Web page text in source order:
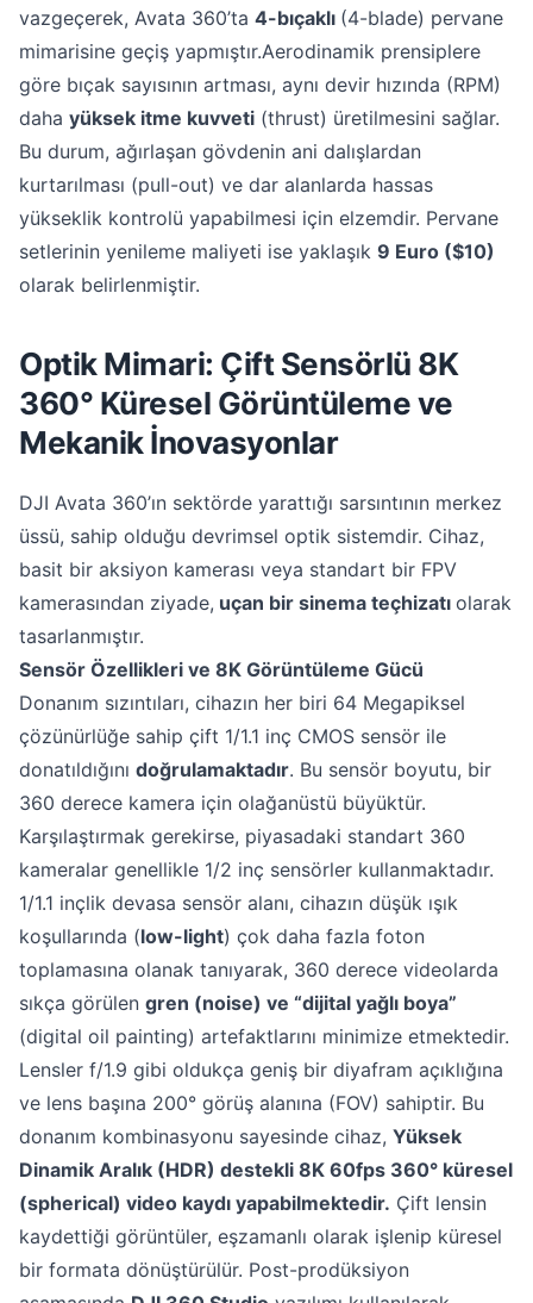
vazgeçerek, Avata 360’ta 4-bıçaklı (4-blade) pervane
mimarisine geçiş yapmıştır.Aerodinamik prensiplere
göre bıçak sayısının artması, aynı devir hızında (RPM)
daha yüksek itme kuvveti (thrust) üretilmesini sağlar.
Bu durum, ağırlaşan gövdenin ani dalışlardan
kurtarılması (pull-out) ve dar alanlarda hassas
yükseklik kontrolü yapabilmesi için elzemdir. Pervane
setlerinin yenileme maliyeti ise yaklaşık 9 Euro ($10)
olarak belirlenmiştir.
Optik Mimari: Çift Sensörlü 8K
360° Küresel Görüntüleme ve
Mekanik İnovasyonlar
DJI Avata 360’ın sektörde yarattığı sarsıntının merkez
üssü, sahip olduğu devrimsel optik sistemdir. Cihaz,
basit bir aksiyon kamerası veya standart bir FPV
kamerasından ziyade, uçan bir sinema teçhizatı olarak
tasarlanmıştır.
Sensör Özellikleri ve 8K Görüntüleme Gücü
Donanım sızıntıları, cihazın her biri 64 Megapiksel
çözünürlüğe sahip çift 1/1.1 inç CMOS sensör ile
donatıldığını doğrulamaktadır. Bu sensör boyutu, bir
360 derece kamera için olağanüstü büyüktür.
Karşılaştırmak gerekirse, piyasadaki standart 360
kameralar genellikle 1/2 inç sensörler kullanmaktadır.
1/1.1 inçlik devasa sensör alanı, cihazın düşük ışık
koşullarında (low-light) çok daha fazla foton
toplamasına olanak tanıyarak, 360 derece videolarda
sıkça görülen gren (noise) ve “dijital yağlı boya”
(digital oil painting) artefaktlarını minimize etmektedir.
Lensler f/1.9 gibi oldukça geniş bir diyafram açıklığına
ve lens başına 200° görüş alanına (FOV) sahiptir. Bu
donanım kombinasyonu sayesinde cihaz, Yüksek
Dinamik Aralık (HDR) destekli 8K 60fps 360° küresel
(spherical) video kaydı yapabilmektedir. Çift lensin
kaydettiği görüntüler, eşzamanlı olarak işlenip küresel
bir formata dönüştürülür. Post-prodüksiyon